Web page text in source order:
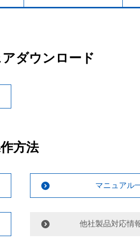
ダウンロード
方法
マニュアル
他社製品対応情